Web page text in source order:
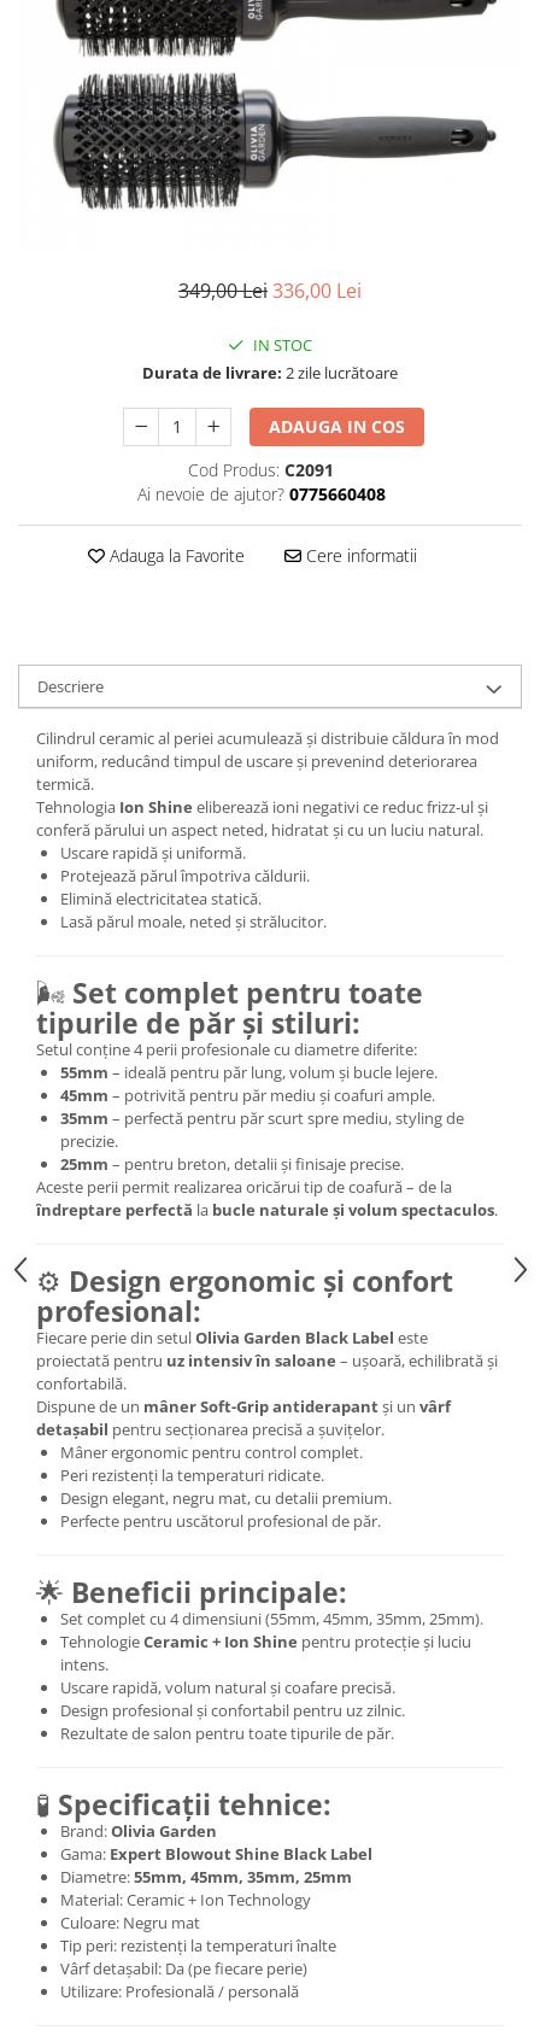
Styling
Tratamente
Vopsea de par
349,00 Lei336,00 Lei
IN STOC
Durata de livrare: 2 zile lucrătoare
ADAUGA IN COS
Cod Produs: C2091
Ai nevoie de ajutor? 0775660408
Adauga la Favorite Cere informatii
Descriere
Cilindrul ceramic al periei acumulează și distribuie căldura în mod
uniform, reducând timpul de uscare și prevenind deteriorarea
termică.
Tehnologia Ion Shine eliberează ioni negativi ce reduc frizz-ul și
conferă părului un aspect neted, hidratat și cu un luciu natural.
Uscare rapidă și uniformă.
Protejează părul împotriva căldurii.
Elimină electricitatea statică.
Lasă părul moale, neted și strălucitor.
🌬️ Set complet pentru toate
tipurile de păr și stiluri:
Setul conține 4 perii profesionale cu diametre diferite:
55mm – ideală pentru păr lung, volum și bucle lejere.
45mm – potrivită pentru păr mediu și coafuri ample.
35mm – perfectă pentru păr scurt spre mediu, styling de
precizie.
25mm – pentru breton, detalii și finisaje precise.
Aceste perii permit realizarea oricărui tip de coafură – de la
îndreptare perfectă la bucle naturale și volum spectaculos.
⚙️ Design ergonomic și confort
profesional:
Fiecare perie din setulOlivia Garden Black Label este
proiectată pentru uz intensiv în saloane – ușoară, echilibrată și
confortabilă.
Dispune de un mâner Soft-Grip antiderapantși un vârf
detașabil pentru secționarea precisă a șuvițelor.
Mâner ergonomic pentru control complet.
Peri rezistenți la temperaturi ridicate.
Design elegant, negru mat, cu detalii premium.
Perfecte pentru uscătorul profesional de păr.
🌟 Beneficii principale:
Set complet cu 4 dimensiuni (55mm, 45mm, 35mm, 25mm).
TehnologieCeramic + Ion Shine pentru protecție și luciu
intens.
Uscare rapidă, volum natural și coafare precisă.
Design profesional și confortabil pentru uz zilnic.
Rezultate de salon pentru toate tipurile de păr.
🧪 Specificații tehnice:
Brand:Olivia Garden
Gama: Expert Blowout Shine Black Label
Diametre:55mm, 45mm, 35mm, 25mm
Material: Ceramic + Ion Technology
Culoare: Negru mat
Tip peri: rezistenți la temperaturi înalte
Vârf detașabil: Da (pe fiecare perie)
Utilizare: Profesională / personală